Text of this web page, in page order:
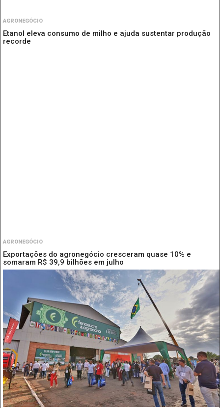
AGRONEGÓCIO
Etanol eleva consumo de milho e ajuda sustentar produção
recorde
AGRONEGÓCIO
Exportações do agronegócio cresceram quase 10% e
somaram R$ 39,9 bilhões em julho